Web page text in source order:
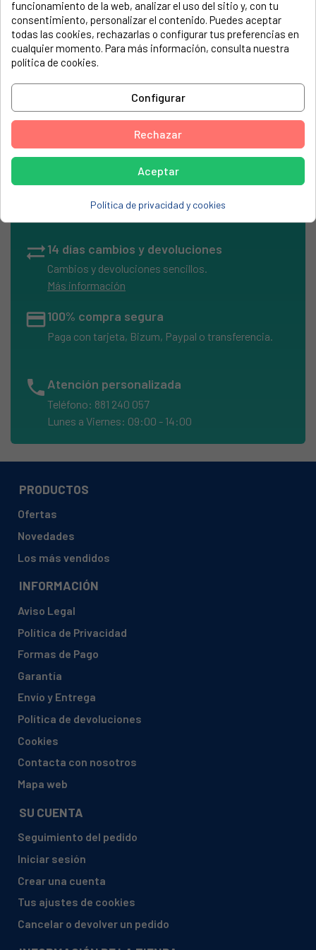
electrodoméstico. Suele estar formado por números y
letras.
local_shipping
Entrega rápida en península
sync_alt14 días cambios y devoluciones
Cambios y devoluciones sencillos.
Más información
credit_card100% compra segura
Paga con tarjeta, Bizum, Paypal o transferencia.
phone Atención personalizada
Teléfono: 881 240 057
Lunes a Viernes: 09:00 - 14:00
PRODUCTOS
Ofertas
Novedades
Los más vendidos
INFORMACIÓN
Aviso Legal
Política de Privacidad
Formas de Pago
Garantía
Envío y Entrega
Política de devoluciones
Cookies
Contacta con nosotros
Mapa web
SU CUENTA
Seguimiento del pedido
Iniciar sesión
Crear una cuenta
Tus ajustes de cookies
Cancelar o devolver un pedido
funcionamiento de la web, analizar el uso del sitio y, con tu
consentimiento, personalizar el contenido. Puedes aceptar
todas las cookies, rechazarlas o configurar tus preferencias en
cualquier momento. Para más información, consulta nuestra
política de cookies.
Configurar
Rechazar
Aceptar
Política de privacidad y cookies